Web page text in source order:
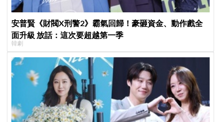
安普賢《財閥X刑警2》霸氣回歸！豪砸資金、動作戲全
面升級 放話：這次要超越第一季
韓劇